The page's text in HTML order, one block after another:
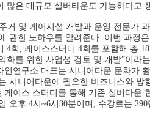
많은 대규모 실버타운도 가능하다고
거 및 케어시설 개발과 운영 전문가
관한 노하우를 알려준다. 이번 과정
4회, 케이스스터디 4회를 포함해 총
화를 위한 사업성 검토 및 개발”이라
인연구소 대표는 시니어타운 문화가
시니어타운에 필요한 비즈니스와
케이스 스터디를 통해 기존 실버타운
오후 4시~6시30분이며, 수강료는